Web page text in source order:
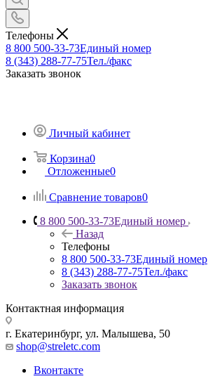
Телефоны
8 800 500-33-73Единый номер
8 (343) 288-77-75Тел./факс
Заказать звонок
Личный кабинет
Корзина0
Отложенные0
Сравнение товаров0
8 800 500-33-73Единый номер
Назад
Телефоны
8 800 500-33-73Единый номер
8 (343) 288-77-75Тел./факс
Заказать звонок
Контактная информация
г. Екатеринбург, ул. Малышева, 50
shop@streletc.com
Вконтакте